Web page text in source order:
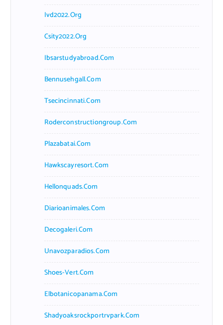
Ivd2022.org
Csity2022.org
Ibsarstudyabroad.com
Bennusehgall.com
Tsecincinnati.com
Roderconstructiongroup.com
Plazabatai.com
Hawkscayresort.com
Hellonquads.com
Diarioanimales.com
Decogaleri.com
Unavozparadios.com
Shoes-Vert.com
Elbotanicopanama.com
Shadyoaksrockportrvpark.com